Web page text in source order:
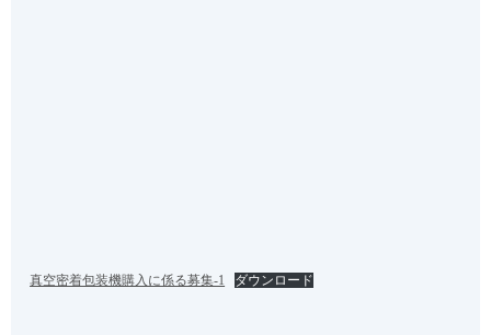
真空密着包装機購入に係る募集-1 ダウンロード